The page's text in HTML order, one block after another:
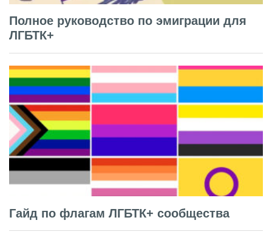
Полное руководство по эмиграции для
ЛГБТК+
Гайд по флагам ЛГБТК+ сообщества